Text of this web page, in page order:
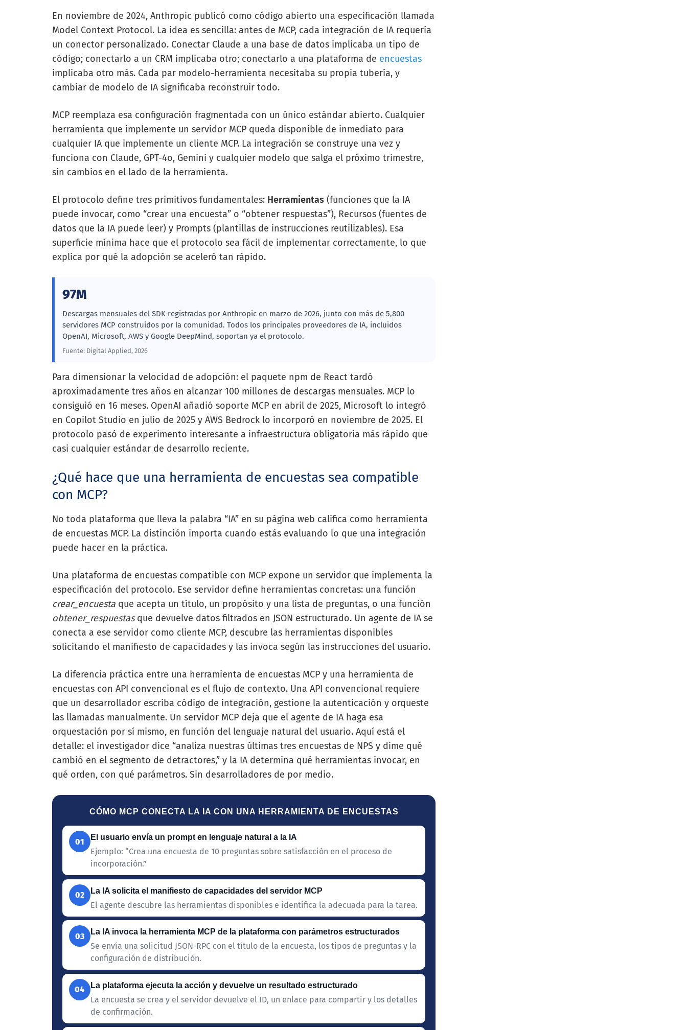
En noviembre de 2024, Anthropic publicó como código abierto una especificación llamada
Model Context Protocol. La idea es sencilla: antes de MCP, cada integración de IA requería
un conector personalizado. Conectar Claude a una base de datos implicaba un tipo de
código; conectarlo a un CRM implicaba otro; conectarlo a una plataforma de encuestas
implicaba otro más. Cada par modelo-herramienta necesitaba su propia tubería, y
cambiar de modelo de IA significaba reconstruir todo.
MCP reemplaza esa configuración fragmentada con un único estándar abierto. Cualquier
herramienta que implemente un servidor MCP queda disponible de inmediato para
cualquier IA que implemente un cliente MCP. La integración se construye una vez y
funciona con Claude, GPT-4o, Gemini y cualquier modelo que salga el próximo trimestre,
sin cambios en el lado de la herramienta.
El protocolo define tres primitivos fundamentales: Herramientas (funciones que la IA
puede invocar, como “crear una encuesta” o “obtener respuestas”), Recursos (fuentes de
datos que la IA puede leer) y Prompts (plantillas de instrucciones reutilizables). Esa
superficie mínima hace que el protocolo sea fácil de implementar correctamente, lo que
explica por qué la adopción se aceleró tan rápido.
97M
Descargas mensuales del SDK registradas por Anthropic en marzo de 2026, junto con más de 5,800
servidores MCP construidos por la comunidad. Todos los principales proveedores de IA, incluidos
OpenAI, Microsoft, AWS y Google DeepMind, soportan ya el protocolo.
Fuente: Digital Applied, 2026
Para dimensionar la velocidad de adopción: el paquete npm de React tardó
aproximadamente tres años en alcanzar 100 millones de descargas mensuales. MCP lo
consiguió en 16 meses. OpenAI añadió soporte MCP en abril de 2025, Microsoft lo integró
en Copilot Studio en julio de 2025 y AWS Bedrock lo incorporó en noviembre de 2025. El
protocolo pasó de experimento interesante a infraestructura obligatoria más rápido que
casi cualquier estándar de desarrollo reciente.
¿Qué hace que una herramienta de encuestas sea compatible
con MCP?
No toda plataforma que lleva la palabra “IA” en su página web califica como herramienta
de encuestas MCP. La distinción importa cuando estás evaluando lo que una integración
puede hacer en la práctica.
Una plataforma de encuestas compatible con MCP expone un servidor que implementa la
especificación del protocolo. Ese servidor define herramientas concretas: una función
crear_encuesta que acepta un título, un propósito y una lista de preguntas, o una función
obtener_respuestasque devuelve datos filtrados en JSON estructurado. Un agente de IA se
conecta a ese servidor como cliente MCP, descubre las herramientas disponibles
solicitando el manifiesto de capacidades y las invoca según las instrucciones del usuario.
La diferencia práctica entre una herramienta de encuestas MCP y una herramienta de
encuestas con API convencional es el flujo de contexto. Una API convencional requiere
que un desarrollador escriba código de integración, gestione la autenticación y orqueste
las llamadas manualmente. Un servidor MCP deja que el agente de IA haga esa
orquestación por sí mismo, en función del lenguaje natural del usuario. Aquí está el
detalle: el investigador dice “analiza nuestras últimas tres encuestas de NPS y dime qué
cambió en el segmento de detractores,” y la IA determina qué herramientas invocar, en
qué orden, con qué parámetros. Sin desarrolladores de por medio.
CÓMO MCP CONECTA LA IA CON UNA HERRAMIENTA DE ENCUESTAS
01 El usuario envía un prompt en lenguaje natural a la IA
Ejemplo: “Crea una encuesta de 10 preguntas sobre satisfacción en el proceso de
incorporación.”
02 La IA solicita el manifiesto de capacidades del servidor MCP
El agente descubre las herramientas disponibles e identifica la adecuada para la tarea.
03 La IA invoca la herramienta MCP de la plataforma con parámetros estructurados
Se envía una solicitud JSON-RPC con el título de la encuesta, los tipos de preguntas y la
configuración de distribución.
04 La plataforma ejecuta la acción y devuelve un resultado estructurado
La encuesta se crea y el servidor devuelve el ID, un enlace para compartir y los detalles
de confirmación.